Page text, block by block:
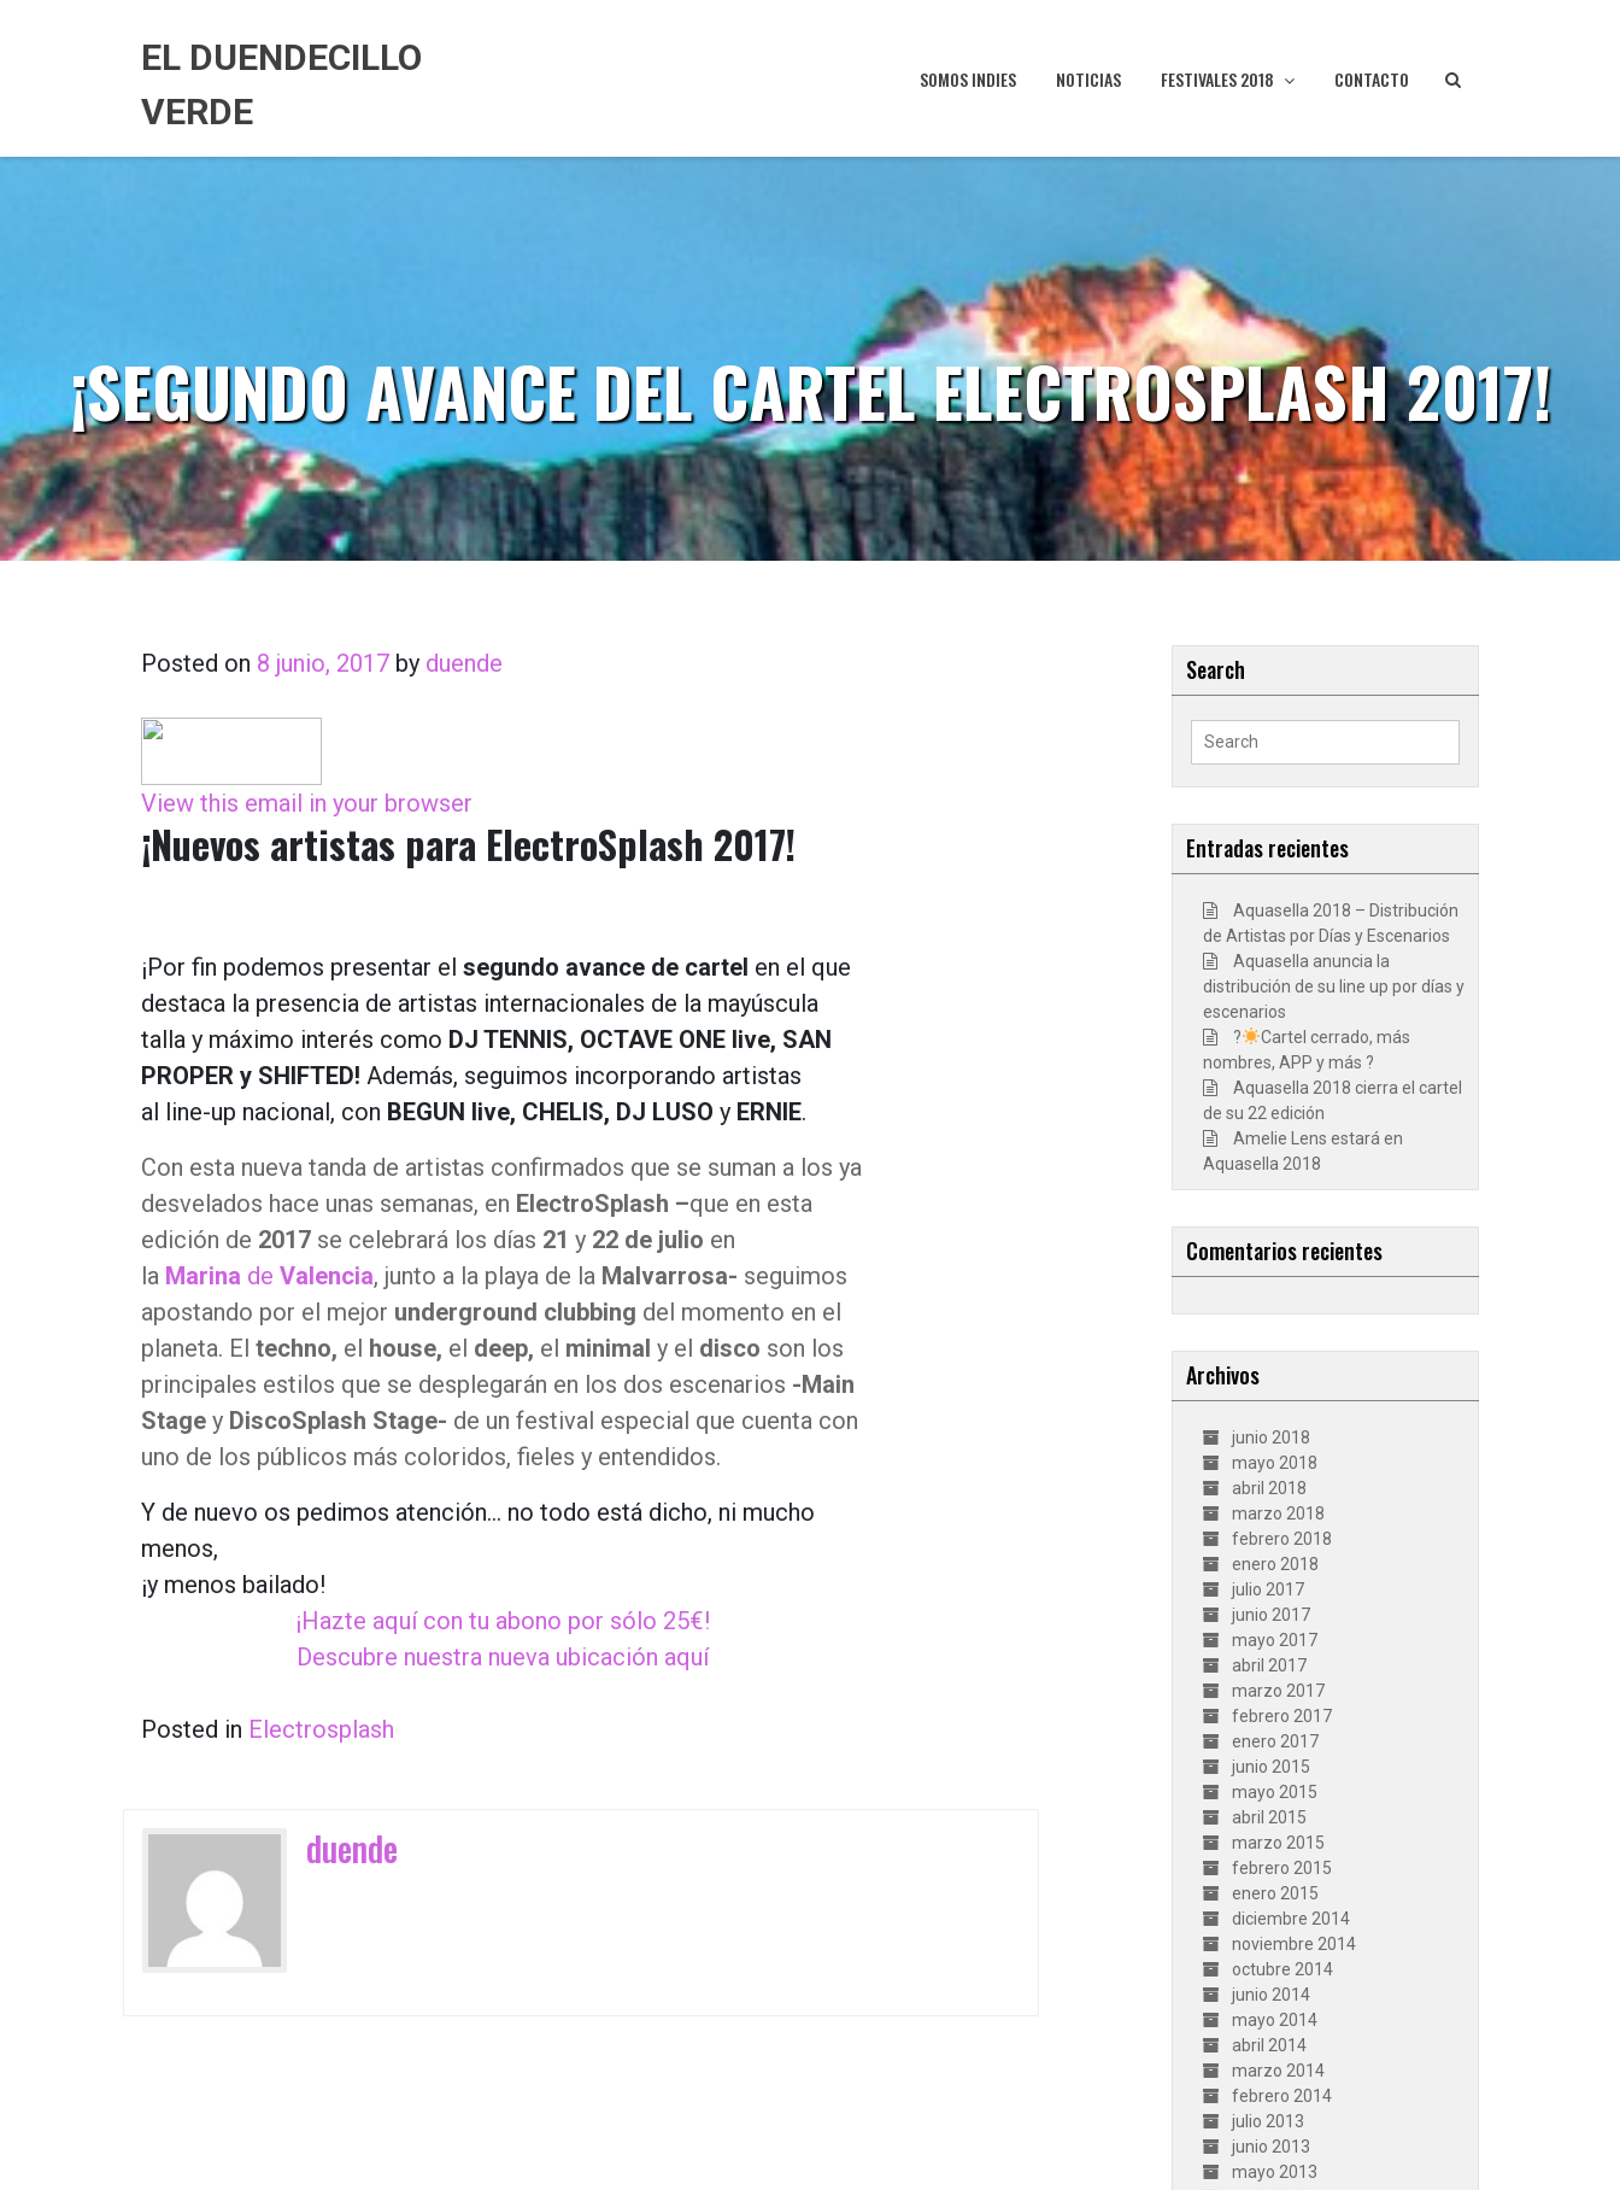
EL DUENDECILLO
VERDE
SOMOS INDIES NOTICIAS FESTIVALES 2018 CONTACTO
¡SEGUNDO AVANCE DEL CARTEL ELECTROSPLASH 2017!
Posted on 8 junio, 2017 by duende
View this email in your browser
¡Nuevos artistas para ElectroSplash 2017!
¡Por fin podemos presentar el segundo avance de cartel en el que
destaca la presencia de artistas internacionales de la mayúscula
talla y máximo interés como DJ TENNIS, OCTAVE ONE live, SAN
PROPER y SHIFTED! Además, seguimos incorporando artistas
al line-up nacional, con BEGUN live, CHELIS, DJ LUSO y ERNIE.
Con esta nueva tanda de artistas confirmados que se suman a los ya
desvelados hace unas semanas, en ElectroSplash –que en esta
edición de 2017 se celebrará los días 21 y 22 de julio en
la Marina de Valencia, junto a la playa de la Malvarrosa- seguimos
apostando por el mejor underground clubbing del momento en el
planeta. El techno, el house, el deep, el minimal y el disco son los
principales estilos que se desplegarán en los dos escenarios -Main
Stage y DiscoSplash Stage- de un festival especial que cuenta con
uno de los públicos más coloridos, fieles y entendidos.
Y de nuevo os pedimos atención… no todo está dicho, ni mucho
menos,
¡y menos bailado!
¡Hazte aquí con tu abono por sólo 25€!
Descubre nuestra nueva ubicación aquí
Posted in Electrosplash
duende
Search
Search
Entradas recientes
Aquasella 2018 – Distribución
de Artistas por Días y Escenarios
Aquasella anuncia la
distribución de su line up por días y
escenarios
?
Cartel cerrado, más
nombres, APP y más ?
Aquasella 2018 cierra el cartel
de su 22 edición
Amelie Lens estará en
Aquasella 2018
Comentarios recientes
Archivos
junio 2018
mayo 2018
abril 2018
marzo 2018
febrero 2018
enero 2018
julio 2017
junio 2017
mayo 2017
abril 2017
marzo 2017
febrero 2017
enero 2017
junio 2015
mayo 2015
abril 2015
marzo 2015
febrero 2015
enero 2015
diciembre 2014
noviembre 2014
octubre 2014
junio 2014
mayo 2014
abril 2014
marzo 2014
febrero 2014
julio 2013
junio 2013
mayo 2013